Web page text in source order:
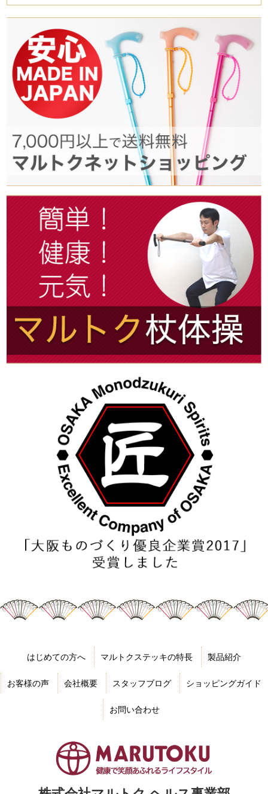
はじめての方へ マルトクステッキの特長 製品紹介
お客様の声 会社概要 スタッフブログ ショッピングガイド
お問い合わせ